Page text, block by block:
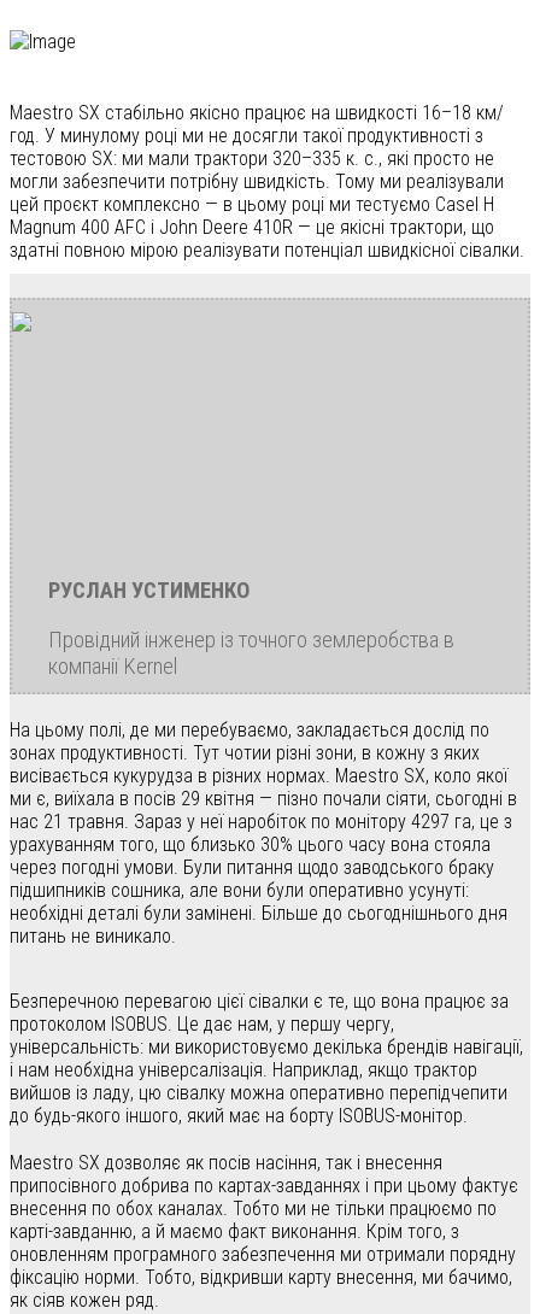
Maestro SX стабільно якісно працює на швидкості 16–18 км/
год. У минулому році ми не досягли такої продуктивності з
тестовою SX: ми мали трактори 320–335 к. с., які просто не
могли забезпечити потрібну швидкість. Тому ми реалізували
цей проєкт комплексно — в цьому році ми тестуємо CaseI H
Magnum 400 AFC і John Deere 410R — це якісні трактори, що
здатні повною мірою реалізувати потенціал швидкісної сівалки.
РУСЛАН УСТИМЕНКО
Провідний інженер із точного землеробства в
компанії Kernel
На цьому полі, де ми перебуваємо, закладається дослід по
зонах продуктивності. Тут чотии різні зони, в кожну з яких
висівається кукурудза в різних нормах. Maestro SX, коло якої
ми є, виїхала в посів 29 квітня — пізно почали сіяти, сьогодні в
нас 21 травня. Зараз у неї наробіток по монітору 4297 га, це з
урахуванням того, що близько 30% цього часу вона стояла
через погодні умови. Були питання щодо заводського браку
підшипників сошника, але вони були оперативно усунуті:
необхідні деталі були замінені. Більше до сьогоднішнього дня
питань не виникало.
Безперечною перевагою цієї сівалки є те, що вона працює за
протоколом ISOBUS. Це дає нам, у першу чергу,
універсальність: ми використовуємо декілька брендів навігації,
і нам необхідна універсалізація. Наприклад, якщо трактор
вийшов із ладу, цю сівалку можна оперативно перепідчепити
до будь-якого іншого, який має на борту ISOBUS-монітор.
Maestro SX дозволяє як посів насіння, так і внесення
припосівного добрива по картах-завданнях і при цьому фактує
внесення по обох каналах. Тобто ми не тільки працюємо по
карті-завданню, а й маємо факт виконання. Крім того, з
оновленням програмного забезпечення ми отримали порядну
фіксацію норми. Тобто, відкривши карту внесення, ми бачимо,
як сіяв кожен ряд.